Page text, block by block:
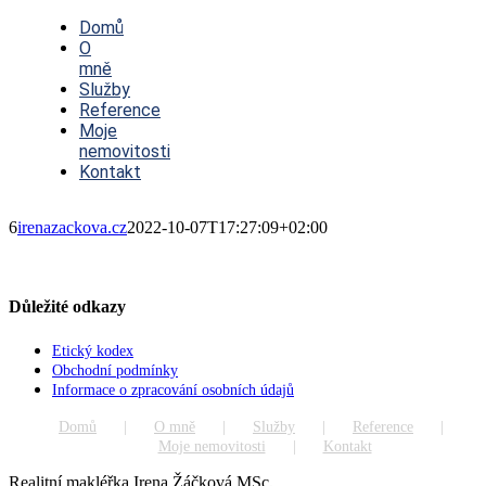
NavigationDomů
O
mně
Služby
Reference
Moje
nemovitosti
Kontakt
6irenazackova.cz2022-10-07T17:27:09+02:00
Důležité odkazy
Etický kodex
Obchodní podmínky
Informace o zpracování osobních údajů
Domů O mně Služby
Reference
Moje nemovitosti
Kontakt
Realitní makléřka Irena Žáčková MSc.